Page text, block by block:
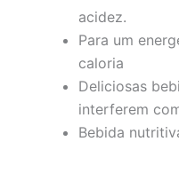
acidez.
Para um
caloria
Deliciosas
interferem
Bebida